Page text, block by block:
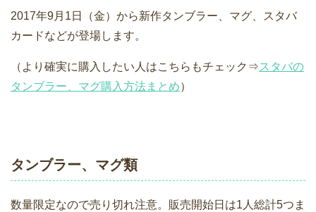
2017年9月1日（金）から新作タンブラー、マグ、スタバ
カードなどが登場します。
（より確実に購入したい人はこちらもチェック⇒スタバの
タンブラー、マグ購入方法まとめ）
タンブラー、マグ類
数量限定なので売り切れ注意。販売開始日は1人総計5つま